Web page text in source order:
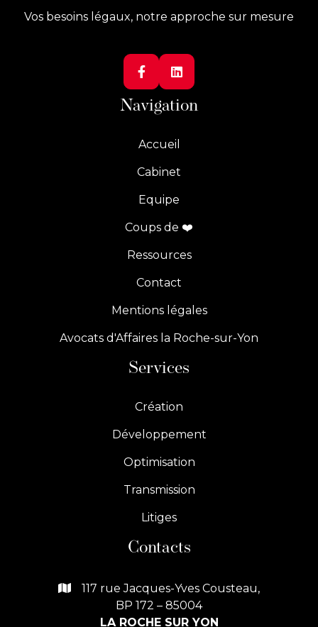
Vos besoins légaux, notre approche sur mesure
 
Navigation
Accueil
Cabinet
Equipe
Coups de ❤️
Ressources
Contact
Mentions légales
Avocats d'Affaires la Roche-sur-Yon
Services
Création
Développement
Optimisation
Transmission
Litiges
Contacts

117 rue Jacques-Yves Cousteau,
BP 172 – 85004
LA ROCHE SUR YON